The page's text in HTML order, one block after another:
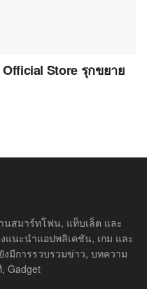
Store รุกขยาย
นสมาร์ทโฟน, แท็บเล็ต และ
แนะนำแอปพลิเคชัน, เกม และ
มีการรวบรวมข่าว, บทความ
Gadget